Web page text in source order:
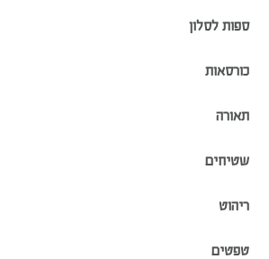
ספות לסלון
כורסאות
תאורה
שטיחים
ריהוט
טפטים